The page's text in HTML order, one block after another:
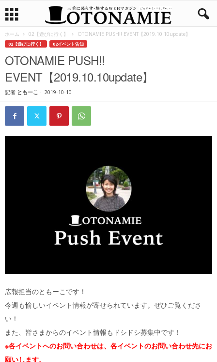
ホーム 02【遊びに行く】 OTONAMIE PUSH!! EVENT【2019.10.10update】
02【遊びに行く】 02イベント告知
OTONAMIE PUSH!!
EVENT【2019.10.10update】
記者 ともーこ - 2019-10-10
広報担当のともーこです！
今週も愉しいイベント情報が寄せられています。ぜひご覧くださ
い！
また、皆さまからのイベント情報もドシドシ募集中です！
※各イベントへのお問い合わせは、各イベントのお問い合わせ先にお
願いします。